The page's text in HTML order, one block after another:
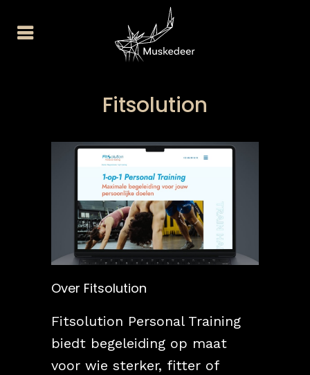
Fitsolution
Over Fitsolution
Fitsolution Personal Training
biedt begeleiding op maat
voor wie sterker, fitter of